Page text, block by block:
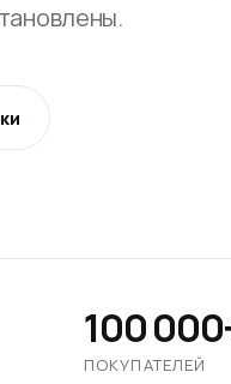
100
ПОКУПАТЕЛЕЙ